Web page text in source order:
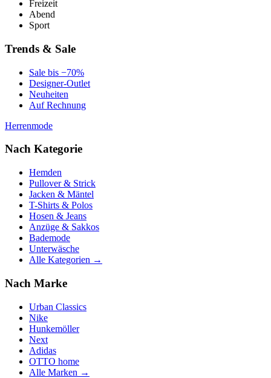
Freizeit
Abend
Sport
Trends & Sale
Sale bis −70%
Designer-Outlet
Neuheiten
Auf Rechnung
Herrenmode
Nach Kategorie
Hemden
Pullover & Strick
Jacken & Mäntel
T-Shirts & Polos
Hosen & Jeans
Anzüge & Sakkos
Bademode
Unterwäsche
Alle Kategorien →
Nach Marke
Urban Classics
Nike
Hunkemöller
Next
Adidas
OTTO home
Alle Marken →